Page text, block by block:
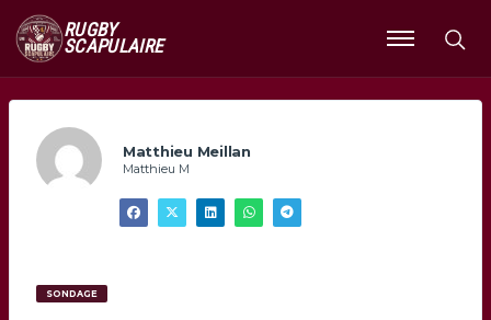
RUGBY
SCAPULAIRE
Ouvrir
le
Matthieu Meillan
Matthieu M
SONDAGE